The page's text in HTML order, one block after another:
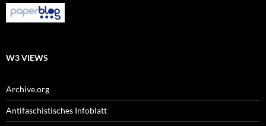
W3 VIEWS
Archive.org
Antifaschistisches Infoblatt